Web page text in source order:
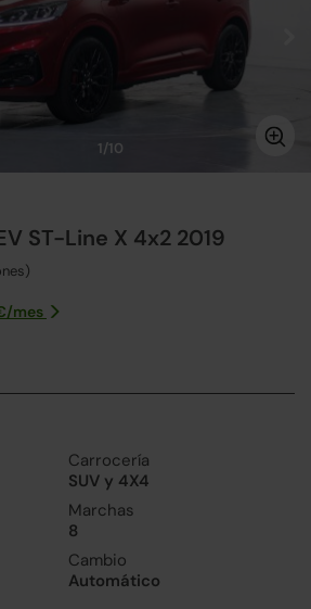
1/10
ST-Line X 4x2 2019
mes
Carrocería
SUV y 4X4
Marchas
8
Cambio
Automático